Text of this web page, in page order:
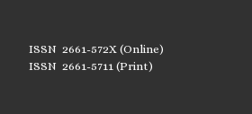
ISSN 2661-572X (Online)
ISSN 2661-5711 (Print)